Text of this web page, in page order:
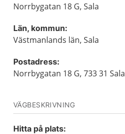
Norrbygatan 18 G, Sala
Län, kommun:
Västmanlands län, Sala
Postadress:
Norrbygatan 18 G, 733 31 Sala
VÄGBESKRIVNING
Hitta på plats: